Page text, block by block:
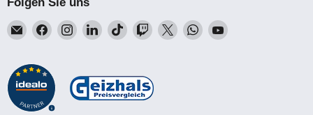
Email
Talk-
Finden
Sie
auf
Facebook
Finden
Sie
auf
Instagram
Finden
Sie
auf
LinkedIn
Finden
Sie
auf
TikTok
Finden
Sie
Twitch
Finden
Sie
Finden
Sie
Finden